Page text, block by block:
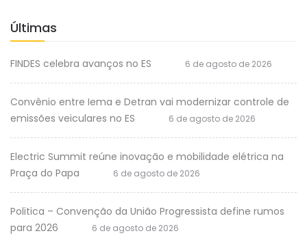
Últimas
FINDES celebra avanços no ES 6 de agosto de 2026
Convênio entre Iema e Detran vai modernizar controle de
emissões veiculares no ES
6 de agosto de 2026
Electric Summit reúne inovação e mobilidade elétrica na
Praça do Papa
6 de agosto de 2026
Politica – Convenção da União Progressista define rumos
para 2026
6 de agosto de 2026